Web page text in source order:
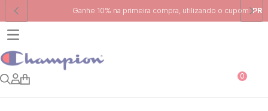
Ganhe 10% na primeira compra, utilizando o cupom:PRIMEIRA10
0